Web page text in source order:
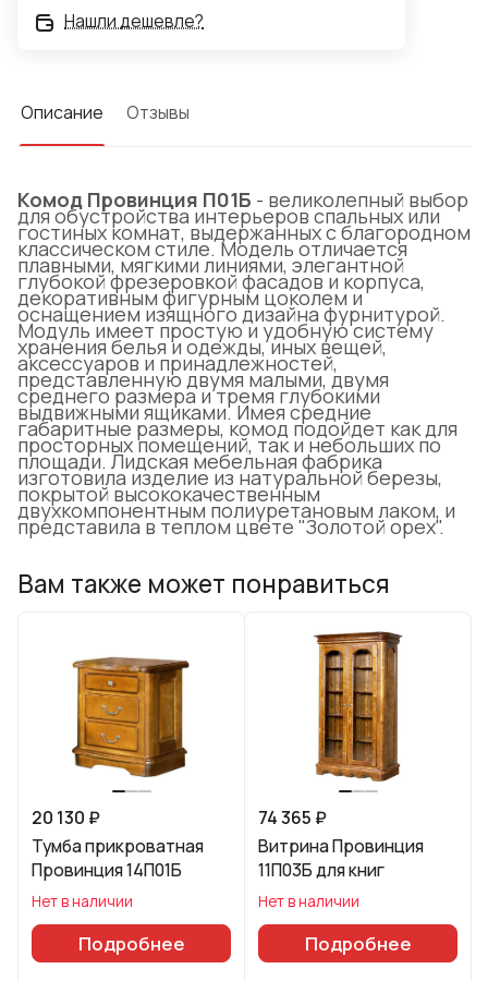
Нашли дешевле?
Описание Отзывы
Комод Провинция П01Б - великолепный выбор
для обустройства интерьеров спальных или
гостиных комнат, выдержанных с благородном
классическом стиле. Модель отличается
плавными, мягкими линиями, элегантной
глубокой фрезеровкой фасадов и корпуса,
декоративным фигурным цоколем и
оснащением изящного дизайна фурнитурой.
Модуль имеет простую и удобную систему
хранения белья и одежды, иных вещей,
аксессуаров и принадлежностей,
представленную двумя малыми, двумя
среднего размера и тремя глубокими
выдвижными ящиками. Имея средние
габаритные размеры, комод подойдет как для
просторных помещений, так и небольших по
площади. Лидская мебельная фабрика
изготовила изделие из натуральной березы,
покрытой высококачественным
двухкомпонентным полиуретановым лаком, и
представила в теплом цвете "Золотой орех".
Вам также может понравиться
20 130 ₽
Тумба прикроватная
Провинция 14П01Б
Нет в наличии
Подробнее
74 365 ₽
Витрина Провинция
11П03Б для книг
Нет в наличии
Подробнее